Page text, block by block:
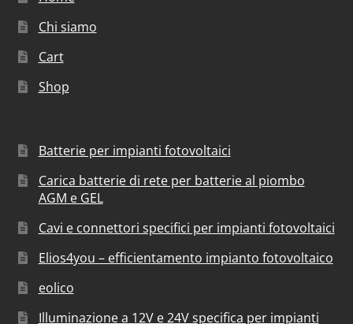
Chi siamo
Cart
Shop
Batterie per impianti fotovoltaici
Carica batterie di rete per batterie al piombo
AGM e GEL
Cavi e connettori specifici per impianti fotovoltaici
Elios4you – efficientamento impianto fotovoltaico
eolico
Illuminazione a 12V e 24V specifica per impianti